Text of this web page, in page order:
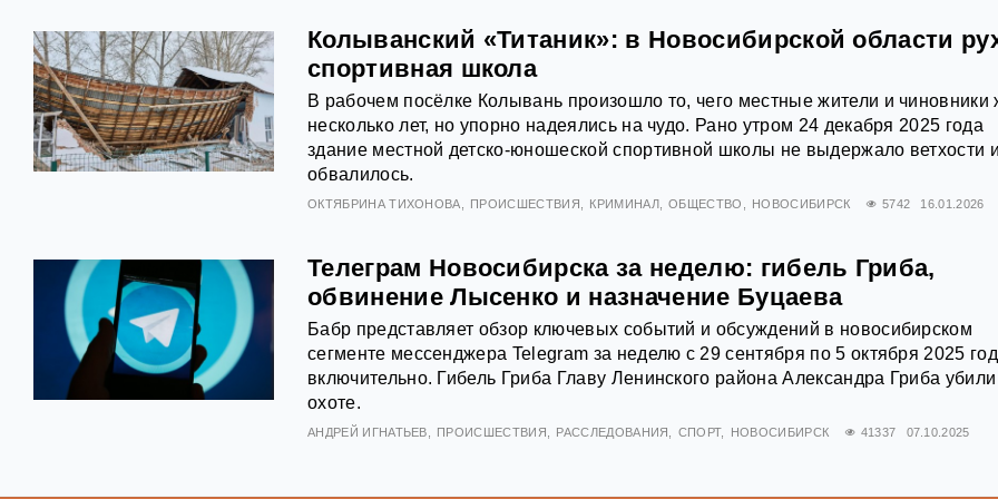
Колыванский «Титаник»: в Новосибирской области
спортивная школа
В рабочем посёлке Колывань произошло то, чего местные жители и чиновники
несколько лет, но упорно надеялись на чудо. Рано утром 24 декабря 2025 года
здание местной детско-юношеской спортивной школы не выдержало ветхости и
обвалилось.
ОКТЯБРИНА ТИХОНОВА ПРОИСШЕСТВИЯ КРИМИНАЛ ОБЩЕСТВО НОВОСИБИРСК 5742 16.01.2026
Телеграм Новосибирска за неделю: гибель Гриба,
обвинение Лысенко и назначение Буцаева
Бабр представляет обзор ключевых событий и обсуждений в новосибирском
сегменте мессенджера Telegram за неделю с 29 сентября по 5 октября 2025
включительно. Гибель Гриба Главу Ленинского района Александра Гриба
охоте.
АНДРЕЙ ИГНАТЬЕВ ПРОИСШЕСТВИЯ РАССЛЕДОВАНИЯ СПОРТ НОВОСИБИРСК 41337 07.10.2025